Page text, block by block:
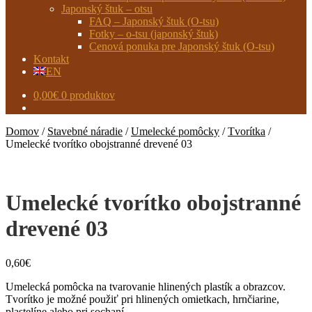
Japonský štuk – otsu
FAQ – Japonský štuk (O-tsu)
Fotky – o-tsu (japonský štuk)
Cenová ponuka pre Japonský štuk (O-tsu)
Kontakt
EN
0,00€ 0 produktov
Domov / Stavebné náradie /Umelecké pomôcky /Tvorítka /
Umelecké tvorítko obojstranné drevené 03
Umelecké tvorítko obojstranné
drevené 03
0,60€
Umelecká pomôcka na tvarovanie hlinených plastík a obrazcov.
Tvorítko je možné použiť pri hlinených omietkach, hrnčiarine,